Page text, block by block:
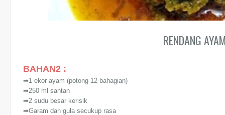
RENDANG
BAHAN2 :
➡1 ekor ayam (potong 12 bahagian)
➡250 ml santan
➡2 sudu besar kerisik
➡Garam dan gula secukup rasa